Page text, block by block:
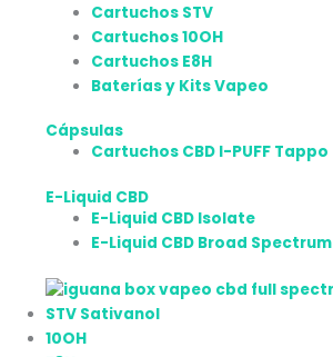
Cartuchos STV
Cartuchos 10OH
Cartuchos E8H
Baterías y Kits Vapeo
Cápsulas
Cartuchos CBD I-PUFF Tappo
E-Liquid CBD
E-Liquid CBD Isolate
E-Liquid CBD Broad Spectrum
STV Sativanol
10OH